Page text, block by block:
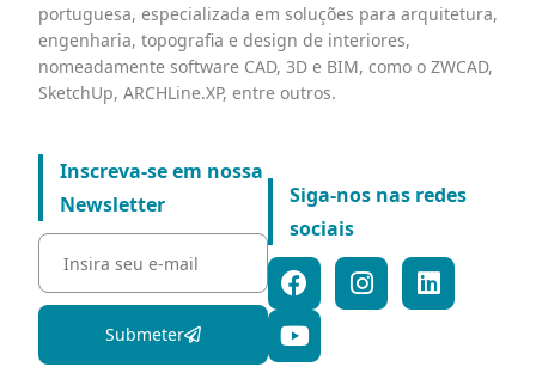
portuguesa, especializada em soluções para arquitetura,
engenharia, topografia e design de interiores,
nomeadamente software CAD, 3D e BIM, como o ZWCAD,
SketchUp, ARCHLine.XP, entre outros.
Inscreva-se em nossa
Newsletter
Submeter
Siga-nos nas redes
sociais